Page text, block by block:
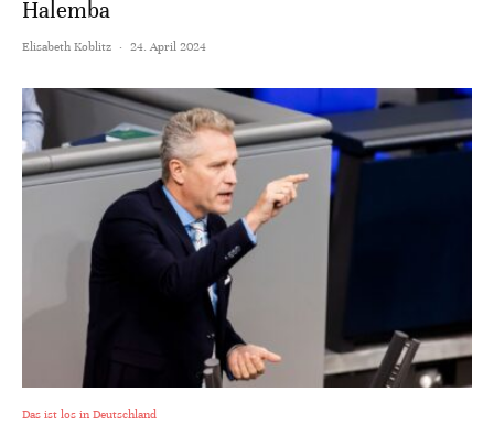
Halemba
Elisabeth Koblitz · 24. April 2024
Das ist los in Deutschland